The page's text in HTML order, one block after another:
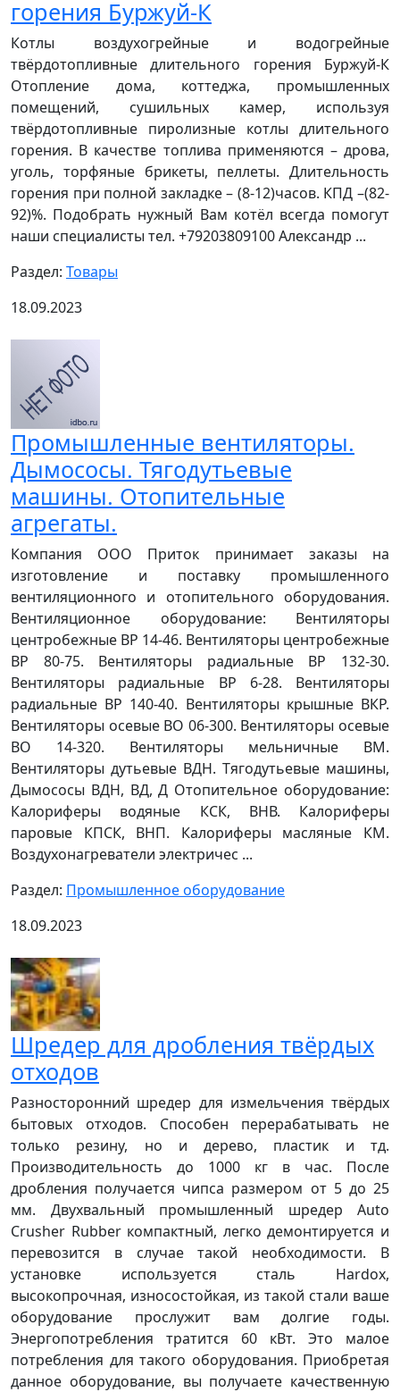
горения Буржуй-К
Котлы воздухогрейные и водогрейные
твёрдотопливные длительного горения Буржуй-К
Отопление дома, коттеджа, промышленных
помещений, сушильных камер, используя
твёрдотопливные пиролизные котлы длительного
горения. В качестве топлива применяются – дрова,
уголь, торфяные брикеты, пеллеты. Длительность
горения при полной закладке – (8-12)часов. КПД –(82-
92)%. Подобрать нужный Вам котёл всегда помогут
наши специалисты тел. +79203809100 Александр ...
Раздел: Товары
18.09.2023
Промышленные вентиляторы.
Дымососы. Тягодутьевые
машины. Отопительные
агрегаты.
Компания ООО Приток принимает заказы на
изготовление и поставку промышленного
вентиляционного и отопительного оборудования.
Вентиляционное оборудование: Вентиляторы
центробежные ВР 14-46. Вентиляторы центробежные
ВР 80-75. Вентиляторы радиальные ВР 132-30.
Вентиляторы радиальные ВР 6-28. Вентиляторы
радиальные ВР 140-40. Вентиляторы крышные ВКР.
Вентиляторы осевые ВО 06-300. Вентиляторы осевые
ВО 14-320. Вентиляторы мельничные ВМ.
Вентиляторы дутьевые ВДН. Тягодутьевые машины,
Дымососы ВДН, ВД, Д Отопительное оборудование:
Калориферы водяные КСК, ВНВ. Калориферы
паровые КПСК, ВНП. Калориферы масляные КМ.
Воздухонагреватели электричес ...
Раздел: Промышленное оборудование
18.09.2023
Шредер для дробления твёрдых
отходов
Разносторонний шредер для измельчения твёрдых
бытовых отходов. Способен перерабатывать не
только резину, но и дерево, пластик и тд.
Производительность до 1000 кг в час. После
дробления получается чипса размером от 5 до 25
мм. Двухвальный промышленный шредер Auto
Crusher Rubber компактный, легко демонтируется и
перевозится в случае такой необходимости. В
установке используется сталь Hardox,
высокопрочная, износостойкая, из такой стали ваше
оборудование прослужит вам долгие годы.
Энергопотребления тратится 60 кВт. Это малое
потребления для такого оборудования. Приобретая
данное оборудование, вы получаете качественную